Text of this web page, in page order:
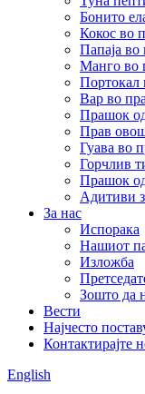
Бонито
Кокос во
Папаја во
Манго во
Портокал
Вар во
Прашок
Прав
Гуава во
Горчлив
Прашок
Адитиви
За нас
Испорака
Нашиот
Изложба
Зошто да
Вести
Најчесто
Контактирајте
English